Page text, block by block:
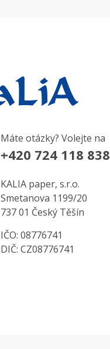
Máte otázky? Volejte na
+420 724 118 838
KALIA paper, s.r.o.
Smetanova 1199/20
737 01 Český Těšín
IČO: 08776741
DIČ: CZ08776741